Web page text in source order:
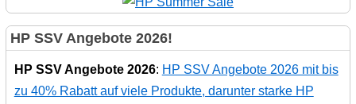
HP SSV Angebote 2026!
HP SSV Angebote 2026: HP SSV Angebote 2026 mit bis
zu 40% Rabatt auf viele Produkte, darunter starke HP